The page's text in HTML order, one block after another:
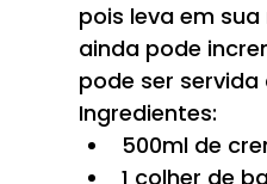
pois leva em
ainda pode
pode ser
Ingredientes:
500ml de
1 colher de